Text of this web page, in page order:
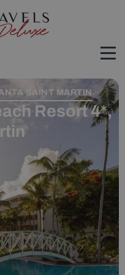
SAINT MARTIN
Resort 4*,